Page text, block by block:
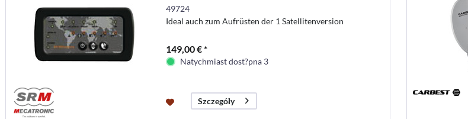
49724
Ideal auch zum Aufrüsten der 1 Satellitenversion
149,00 € *
Natychmiast dost?pna 3
Szczegóły